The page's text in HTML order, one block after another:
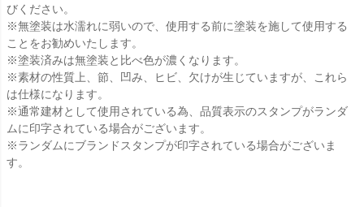
びください。
※無塗装は水濡れに弱いので、使用する前に塗装を施して使用する
ことをお勧めいたします。
※塗装済みは無塗装と比べ色が濃くなります。
※素材の性質上、節、凹み、ヒビ、欠けが生じていますが、これら
は仕様になります。
※通常建材として使用されている為、品質表示のスタンプがランダ
ムに印字されている場合がございます。
※ランダムにブランドスタンプが印字されている場合がございま
す。